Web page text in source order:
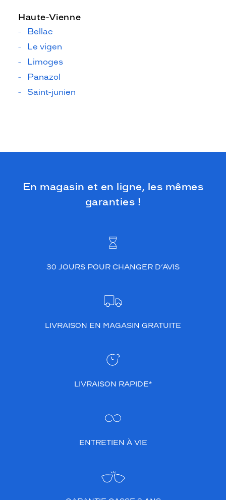
Haute-Vienne
Bellac
Le vigen
Limoges
Panazol
Saint-junien
En magasin et en ligne, les mêmes
garanties !
30 JOURS POUR CHANGER D’AVIS
LIVRAISON EN MAGASIN GRATUITE
LIVRAISON RAPIDE*
ENTRETIEN À VIE